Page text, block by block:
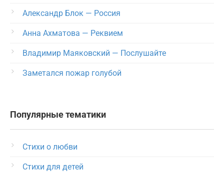
Александр Блок — Россия
Анна Ахматова — Реквием
Владимир Маяковский — Послушайте
Заметался пожар голубой
Популярные тематики
Стихи о любви
Стихи для детей